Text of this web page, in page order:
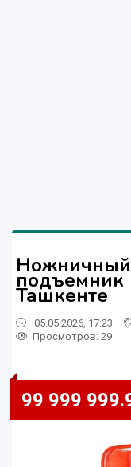
Ножничный
подъемник
Ташкенте
05.05.2026, 17:23
Просмотров: 29
99 999